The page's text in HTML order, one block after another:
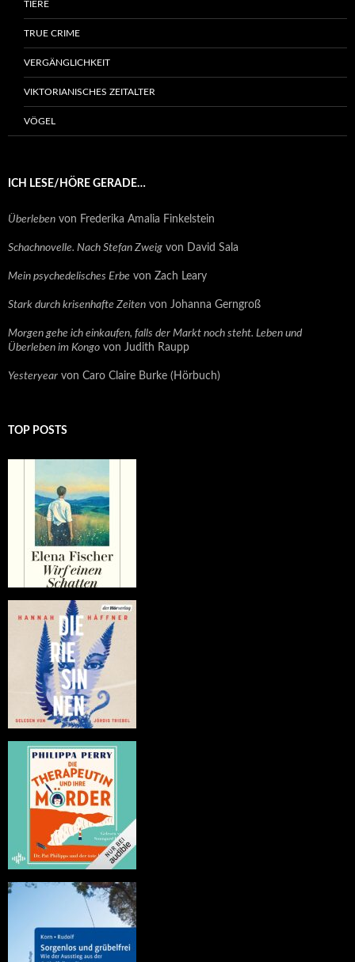
TIERE
TRUE CRIME
VERGÄNGLICHKEIT
VIKTORIANISCHES ZEITALTER
VÖGEL
ICH LESE/HÖRE GERADE…
Überleben von Frederika Amalia Finkelstein
Schachnovelle. Nach Stefan Zweig von David Sala
Mein psychedelisches Erbe von Zach Leary
Stark durch krisenhafte Zeiten von Johanna Gerngroß
Morgen gehe ich einkaufen, falls der Markt noch steht. Leben und
Überleben im Kongo von Judith Raupp
Yesteryear von Caro Claire Burke (Hörbuch)
TOP POSTS